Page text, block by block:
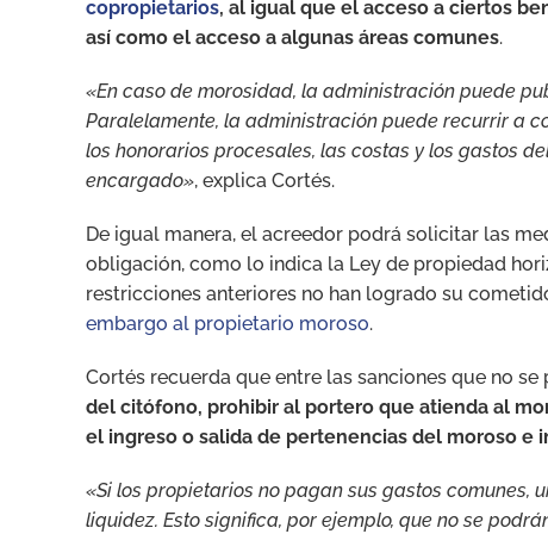
copropietarios, al igual que el acceso a ciertos
así como el acceso a algunas áreas comunes.
«En caso de morosidad, la administración puede
Paralelamente, la administración puede recurrir a
los honorarios procesales, las costas y los gastos
encargado», explica Cortés.
De igual manera, el acreedor podrá solicitar las
obligación, como lo indica la Ley de propiedad
restricciones anteriores no han logrado su
embargo al propietario moroso.
Cortés recuerda que entre las sanciones que no
del citófono, prohibir al portero que atienda al
el ingreso o salida de pertenencias del moroso e
«Si los propietarios no pagan sus gastos
liquidez. Esto significa, por ejemplo, que no se